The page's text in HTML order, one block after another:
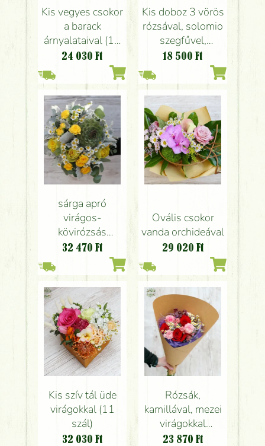
Kis vegyes csokor
a barack
árnyalataival (12
szál)
24 030 Ft
Kis doboz 3 vörös
rózsával, solomio
szegfűvel,
kamillával
18 500 Ft
sárga apró
virágos-
kövirózsás
kézicsokor (12
32 470 Ft
Ovális csokor
vanda orchideával
29 020 Ft
Kis szív tál üde
virágokkal (11
szál)
32 030 Ft
Rózsák,
kamillával, mezei
virágokkal
kartontölcsérben
23 870 Ft